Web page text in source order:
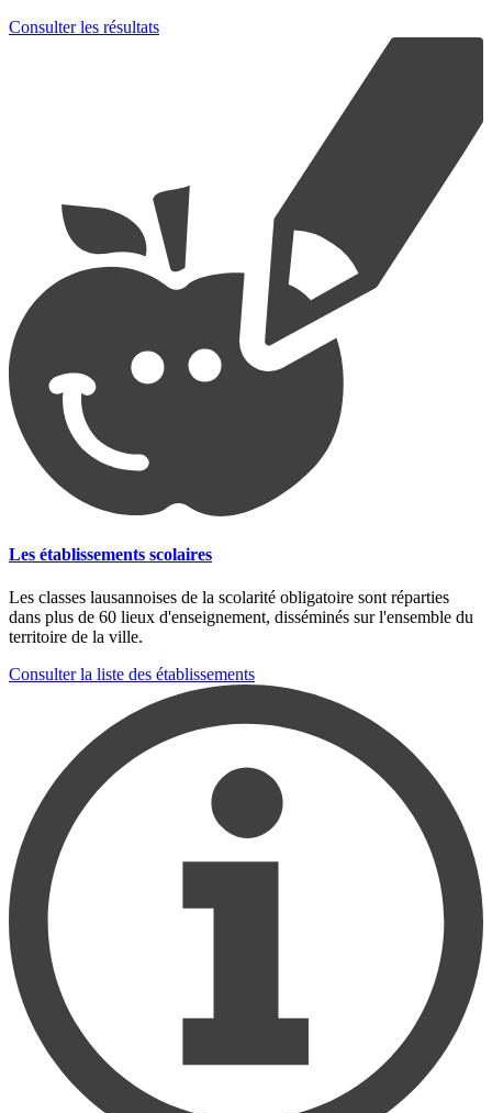
Consulter les résultats
Les établissements scolaires
Les classes lausannoises de la scolarité obligatoire sont réparties
dans plus de 60 lieux d'enseignement, disséminés sur l'ensemble du
territoire de la ville.
Consulter la liste des établissements